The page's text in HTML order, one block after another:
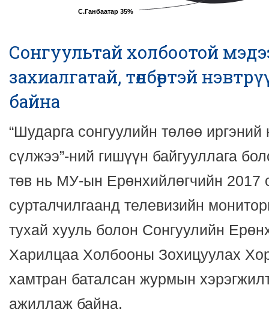
С.Ганбаатар 35%
Сонгуультай холбоотой
захиалгатай, төлбөртэй
байна
“Шударга сонгуулийн төлөө
сүлжээ”-ний гишүүн байгууллага
төв нь МУ-ын Ерөнхийлөгчийн 2017
сурталчилгаанд телевизийн
тухай хууль болон Сонгуулийн
Харилцаа Холбооны Зохицуулах
хамтран баталсан журмын
ажиллаж байна.